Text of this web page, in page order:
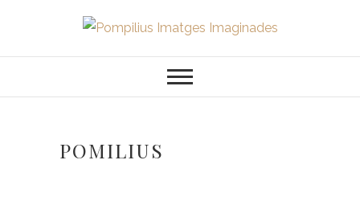
contenido
Pompilius
Imatges
Imaginades
POMILIUS